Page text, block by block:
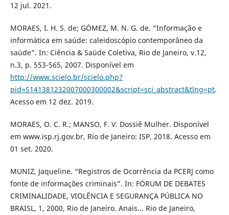
12 jul. 2021.
MORAES, I. H. S. de; GÓMEZ, M. N. G. de. “Informação e
informática em saúde: caleidoscópio contemporâneo da
saúde”. In: Ciência & Saúde Coletiva, Rio de Janeiro, v.12,
n.3, p. 553-565, 2007. Disponível em
http://www.scielo.br/scielo.php?
pid=S141381232007000300002&script=sci_abstract&tlng=pt.
Acesso em 12 dez. 2019.
MORAES, O. C. R.; MANSO, F. V. Dossiê Mulher. Disponível
em www.isp.rj.gov.br, Rio de Janeiro: ISP, 2018. Acesso em
01 set. 2020.
MUNIZ, Jaqueline. “Registros de Ocorrência da PCERJ como
fonte de informações criminais”. In: FÓRUM DE DEBATES
CRIMINALIDADE, VIOLÊNCIA E SEGURANÇA PÚBLICA NO
BRAISL, 1, 2000, Rio de Janeiro. Anais... Rio de Janeiro,